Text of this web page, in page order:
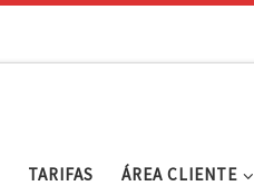
TARIFAS ÁREA CLIENTE